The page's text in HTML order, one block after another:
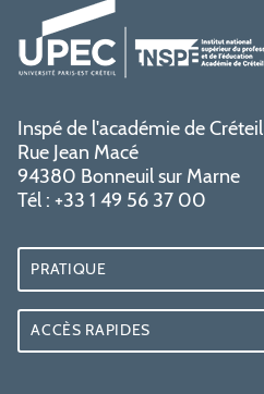
Inspé de l'académie de Créteil
Rue Jean Macé
94380 Bonneuil sur Marne
Tél : +33 1 49 56 37 00
PRATIQUE
ACCÈS RAPIDES